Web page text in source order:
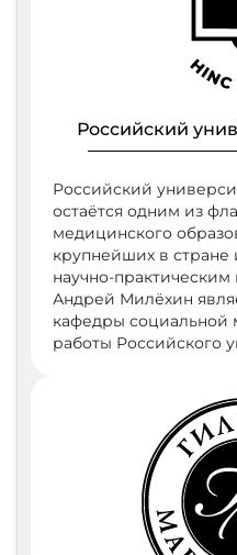
Российский
Российский
остаётся одним из
медицинского
крупнейших в
научно-
Андрей Милёхин
кафедры
работы Российского